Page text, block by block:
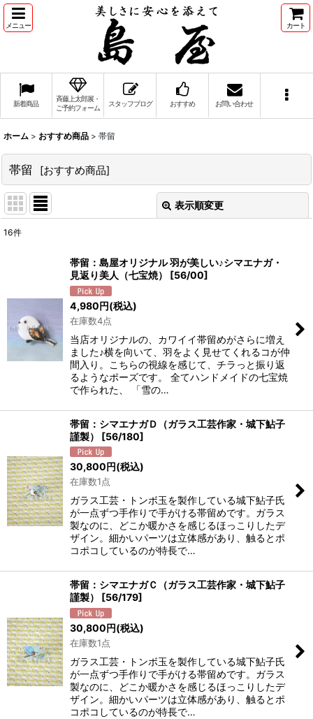
メニュー カート
新着商品
斉藤上太郎展・
ご予約フォーム
スタッフブログ おすすめ お問い合わせ
ホーム > おすすめ商品 > 帯留
帯留 [おすすめ商品]
表示順変更
16件
帯留：島屋オリジナル 羽が美しい♪シマエナガ・
見返り美人（七宝焼）
[56/00]
4,980円(税込)
在庫数4点
当店オリジナルの、カワイイ帯留めがさらに増え
ました♪横を向いて、羽をよく見せてくれるコが仲
間入り。こちらの視線を感じて、チラっと振り返
るようなポーズです。 全てハンドメイドの七宝焼
で作られた、 「雪の…
帯留：シマエナガＤ（ガラス工芸作家・城下鮎子
謹製）
[56/180]
30,800円(税込)
在庫数1点
ガラス工芸・トンボ玉を製作している城下鮎子氏
が一点ずつ手作りで手がける帯留めです。ガラス
製なのに、どこか暖かさを感じるほっこりしたデ
ザイン。細かいパーツは立体感があり、触るとポ
コポコしているのが特長で…
帯留：シマエナガＣ（ガラス工芸作家・城下鮎子
謹製）
[56/179]
30,800円(税込)
在庫数1点
ガラス工芸・トンボ玉を製作している城下鮎子氏
が一点ずつ手作りで手がける帯留めです。ガラス
製なのに、どこか暖かさを感じるほっこりしたデ
ザイン。細かいパーツは立体感があり、触るとポ
コポコしているのが特長で…